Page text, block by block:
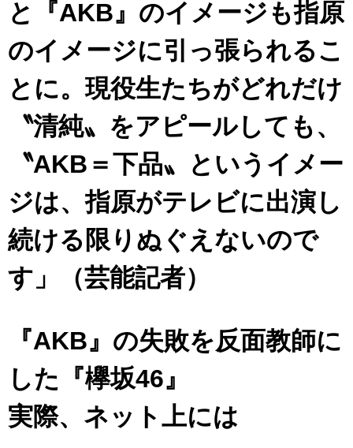
と『AKB』のイメージも指原
のイメージに引っ張られるこ
とに。現役生たちがどれだけ
〝清純〟をアピールしても、
〝AKB＝下品〟というイメー
ジは、指原がテレビに出演し
続ける限りぬぐえないので
す」（芸能記者）
『AKB』の失敗を反面教師に
した『欅坂46』
実際、ネット上には